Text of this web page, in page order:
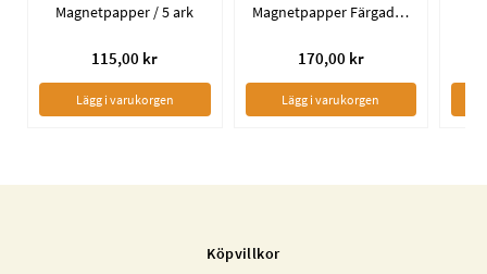
Magnetpapper / 5 ark
115,00 kr
Lägg i varukorgen
Magnetpapper Färgade A4 / 7 ark
170,00 kr
Lägg i varukorgen
Köpvillkor